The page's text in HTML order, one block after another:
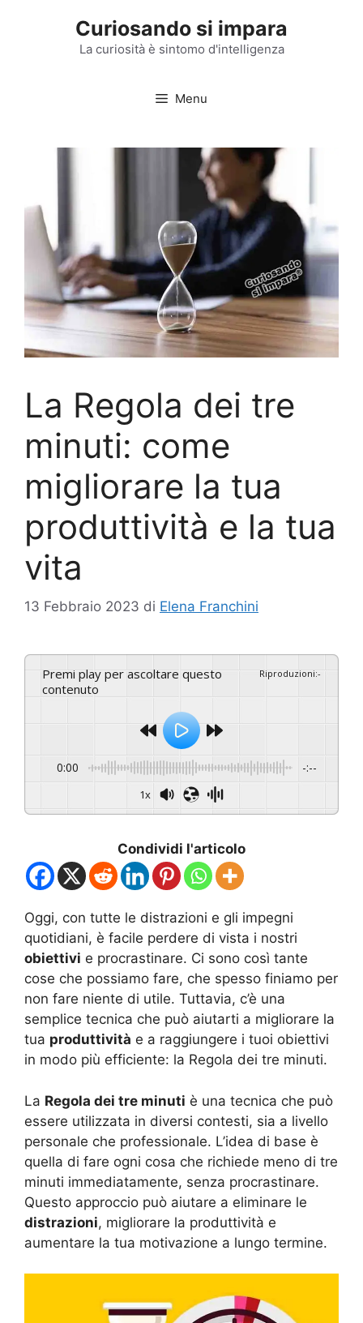
Curiosando si impara
La curiosità è sintomo d'intelligenza
Menu
La Regola dei tre
minuti: come
migliorare la tua
produttività e la tua
vita
13 Febbraio 2023 di Elena Franchini
Premi play per ascoltare questo
contenuto
Riproduzioni:-
0:00 -:--
1x
Condividi l'articolo
Oggi, con tutte le distrazioni e gli impegni
quotidiani, è facile perdere di vista i nostri
obiettivi e procrastinare. Ci sono così tante
cose che possiamo fare, che spesso finiamo per
non fare niente di utile. Tuttavia, c’è una
semplice tecnica che può aiutarti a migliorare la
tua produttività e a raggiungere i tuoi obiettivi
in modo più efficiente: la Regola dei tre minuti.
La Regola dei tre minuti è una tecnica che può
essere utilizzata in diversi contesti, sia a livello
personale che professionale. L’idea di base è
quella di fare ogni cosa che richiede meno di tre
minuti immediatamente, senza procrastinare.
Questo approccio può aiutare a eliminare le
distrazioni, migliorare la produttività e
aumentare la tua motivazione a lungo termine.